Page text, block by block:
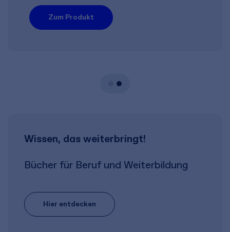
Zum Produkt
Wissen, das weiterbringt!
Bücher für Beruf und Weiterbildung
Hier entdecken